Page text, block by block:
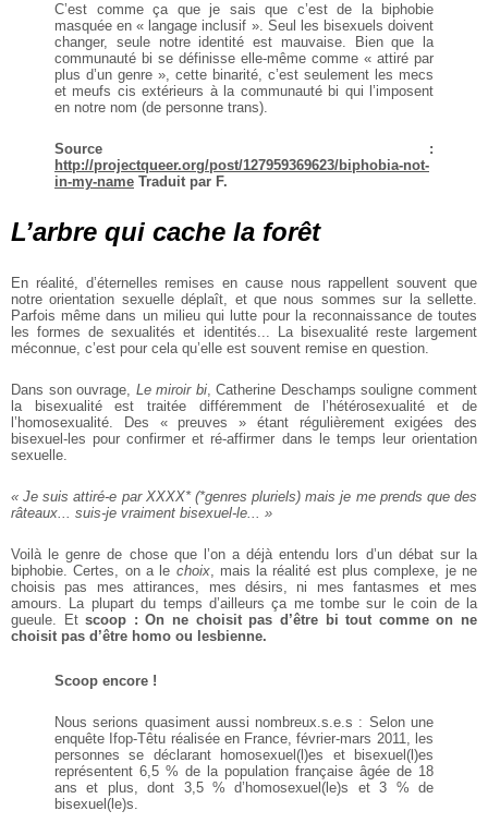
C’est comme ça que je sais que c’est de la biphobie
masquée en « langage inclusif ». Seul les bisexuels doivent
changer, seule notre identité est mauvaise. Bien que la
communauté bi se définisse elle-même comme « attiré par
plus d’un genre », cette binarité, c’est seulement les mecs
et meufs cis extérieurs à la communauté bi qui l’imposent
en notre nom (de personne trans).
Source :
http://projectqueer.org/post/127959369623/biphobia-not-
in-my-name Traduit par F.
L’arbre qui cache la forêt
En réalité, d’éternelles remises en cause nous rappellent souvent que
notre orientation sexuelle déplaît, et que nous sommes sur la sellette.
Parfois même dans un milieu qui lutte pour la reconnaissance detoutes
les formes de sexualités et identités... La bisexualité restelargement
méconnue, c’est pour cela qu’elle est souvent remise en question.
Dans son ouvrage, Le miroir bi, Catherine Deschamps souligne comment
la bisexualité est traitéedifféremment de l’hétérosexualité et de
l’homosexualité. Des « preuves » étant régulièrementexigées des
bisexuel-les pour confirmer et ré-affirmer dans letemps leur orientation
sexuelle.
« Je suis attiré-e par XXXX*(*genres pluriels) mais je me prends que des
râteaux... suis-je vraiment bisexuel-le... »
Voilà le genre de chose que l’on adéjà entendu lors d’un débat surla
biphobie. Certes, on a le choix, mais la réalité est plus complexe, je ne
choisis pas mes attirances, mes désirs, ni mes fantasmes et mes
amours. La plupart du temps d’ailleurs ça me tombe sur le coin de la
gueule. Etscoop : On ne choisit pas d’être bi tout comme on ne
choisit pas d’être homo ou lesbienne.
Scoop encore !
Nous serions quasiment aussi nombreux.s.e.s : Selon une
enquête Ifop-Têtu réalisée en France, février-mars 2011, les
personnes se déclarant homosexuel(l)es etbisexuel(l)es
représentent 6,5 % de lapopulation française âgée de 18
ans et plus, dont 3,5 % d’homosexuel(le)s et 3 % de
bisexuel(le)s.